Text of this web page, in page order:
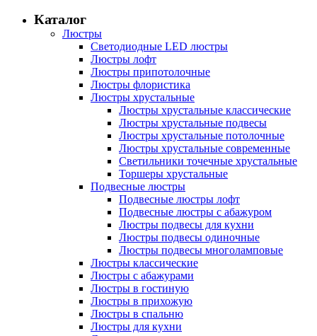
Каталог
Люстры
Светодиодные LED люстры
Люстры лофт
Люстры припотолочные
Люстры флористика
Люстры хрустальные
Люстры хрустальные классические
Люстры хрустальные подвесы
Люстры хрустальные потолочные
Люстры хрустальные современные
Светильники точечные хрустальные
Торшеры хрустальные
Подвесные люстры
Подвесные люстры лофт
Подвесные люстры с абажуром
Люстры подвесы для кухни
Люстры подвесы одиночные
Люстры подвесы многоламповые
Люстры классические
Люстры с абажурами
Люстры в гостиную
Люстры в прихожую
Люстры в спальню
Люстры для кухни